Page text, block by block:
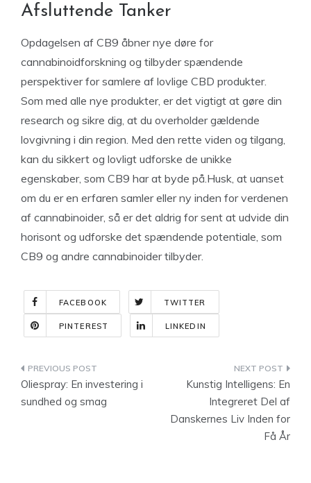
Afsluttende Tanker
Opdagelsen af CB9 åbner nye døre for
cannabinoidforskning og tilbyder spændende
perspektiver for samlere af lovlige CBD produkter.
Som med alle nye produkter, er det vigtigt at gøre din
research og sikre dig, at du overholder gældende
lovgivning i din region. Med den rette viden og tilgang,
kan du sikkert og lovligt udforske de unikke
egenskaber, som CB9 har at byde på.Husk, at uanset
om du er en erfaren samler eller ny inden for verdenen
af cannabinoider, så er det aldrig for sent at udvide din
horisont og udforske det spændende potentiale, som
CB9 og andre cannabinoider tilbyder.
FACEBOOK TWITTER
PINTEREST LINKEDIN
Indlægsnavigation
Oliespray: En investering i
sundhed og smag
Kunstig Intelligens: En
Integreret Del af
Danskernes Liv Inden for
Få År